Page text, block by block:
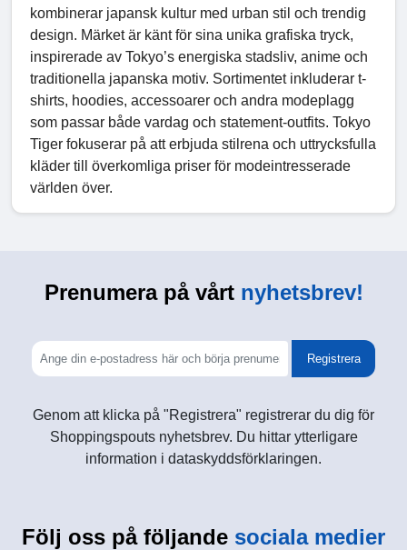
kombinerar japansk kultur med urban stil och trendig
design. Märket är känt för sina unika grafiska tryck,
inspirerade av Tokyo’s energiska stadsliv, anime och
traditionella japanska motiv. Sortimentet inkluderar t-
shirts, hoodies, accessoarer och andra modeplagg
som passar både vardag och statement-outfits. Tokyo
Tiger fokuserar på att erbjuda stilrena och uttrycksfulla
kläder till överkomliga priser för modeintresserade
världen över.
Prenumera på vårtnyhetsbrev!
Registrera
Genom att klicka på "Registrera" registrerar du dig för
Shoppingspouts nyhetsbrev. Du hittar ytterligare
information i dataskyddsförklaringen.
Följ oss på följande sociala medier